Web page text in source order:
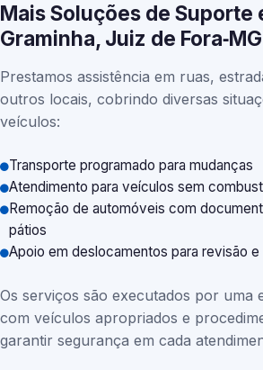
Mais Soluções de Suporte
Graminha, Juiz de Fora‑MG
Prestamos assistência em ruas,
outros locais, cobrindo diversas
veículos:
Transporte programado para mudanças
Atendimento para veículos sem
Remoção de automóveis com
pátios
Apoio em deslocamentos para revisão e
Os serviços são executados por uma
com veículos apropriados e
garantir segurança em cada